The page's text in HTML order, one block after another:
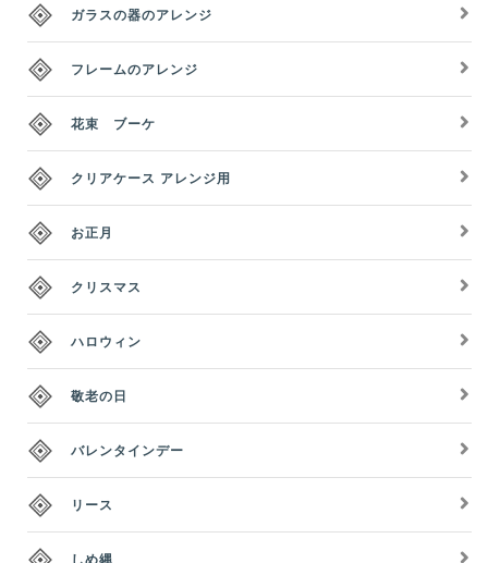
ガラスの器のアレンジ
フレームのアレンジ
花束 ブーケ
クリアケース アレンジ用
お正月
クリスマス
ハロウィン
敬老の日
バレンタインデー
リース
しめ縄